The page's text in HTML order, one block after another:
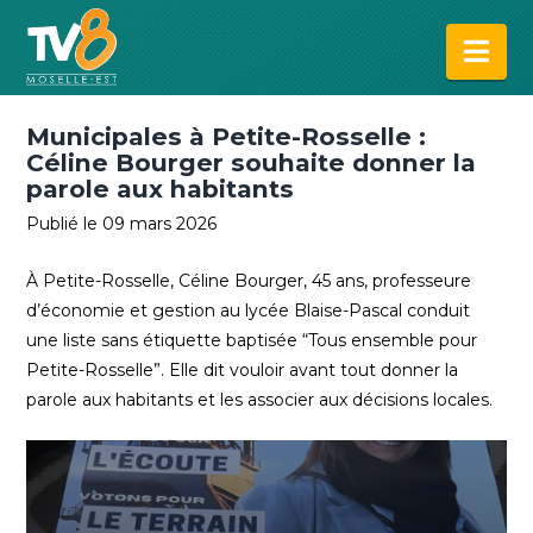
Municipales à Petite-Rosselle :
Céline Bourger souhaite donner la
parole aux habitants
Publié le 09 mars 2026
À Petite-Rosselle, Céline Bourger, 45 ans, professeure
d’économie et gestion au lycée Blaise-Pascal conduit
une liste sans étiquette baptisée “Tous ensemble pour
Petite-Rosselle”. Elle dit vouloir avant tout donner la
parole aux habitants et les associer aux décisions locales.